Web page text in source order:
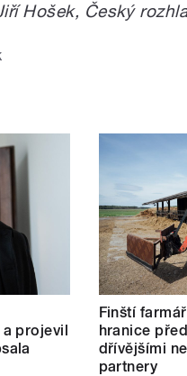
Hošek, Český
projevil
Finští
hranice
dřívějšími
partnery